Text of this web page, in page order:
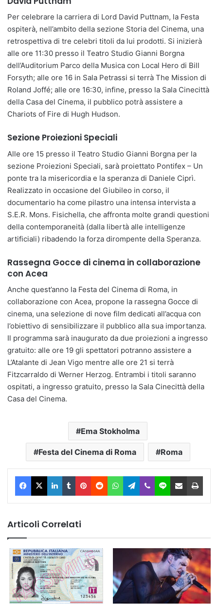
Per celebrare la carriera di Lord David Puttnam, la Festa
ospiterà, nell’ambito della sezione Storia del Cinema, una
retrospettiva di tre celebri titoli da lui prodotti. Si inizierà
alle ore 11:30 presso il Teatro Studio Gianni Borgna
dell’Auditorium Parco della Musica con Local Hero di Bill
Forsyth; alle ore 16 in Sala Petrassi si terrà The Mission di
Roland Joffé; alle ore 16:30, infine, presso la Sala Cinecittà
della Casa del Cinema, il pubblico potrà assistere a
Chariots of Fire di Hugh Hudson.
Sezione Proiezioni Speciali
Alle ore 15 presso il Teatro Studio Gianni Borgna per la
sezione Proiezioni Speciali, sarà proiettato Pontifex – Un
ponte tra la misericordia e la speranza di Daniele Ciprì.
Realizzato in occasione del Giubileo in corso, il
documentario ha come pilastro una intensa intervista a
S.E.R. Mons. Fisichella, che affronta molte grandi questioni
della contemporaneità (dalla libertà alle intelligenze
artificiali) ribadendo la forza dirompente della Speranza.
Rassegna Gocce di cinema in collaborazione
con Acea
Anche quest’anno la Festa del Cinema di Roma, in
collaborazione con Acea, propone la rassegna Gocce di
cinema, una selezione di nove film dedicati all’acqua con
l’obiettivo di sensibilizzare il pubblico alla sua importanza.
Il programma sarà inaugurato da due proiezioni a ingresso
gratuito: alle ore 19 gli spettatori potranno assistere a
L’Atalante di Jean Vigo mentre alle ore 21 si terrà
Fitzcarraldo di Werner Herzog. Entrambi i titoli saranno
ospitati, a ingresso gratuito, presso la Sala Cinecittà della
Casa del Cinema.
Ema Stokholma
Festa del Cinema di Roma Roma
Facebook
X LinkedIn
TumblrPinterest
RedditWhatsAppTelegram
ViberLine Condividi via Email
Articoli Correlati